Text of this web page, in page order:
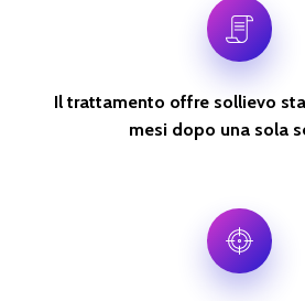
Il trattamento offre sollievo
mesi dopo una sola